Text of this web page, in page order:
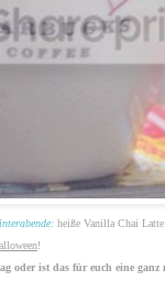
heiße Vanilla Chai
!
oder ist das für euch eine ganz